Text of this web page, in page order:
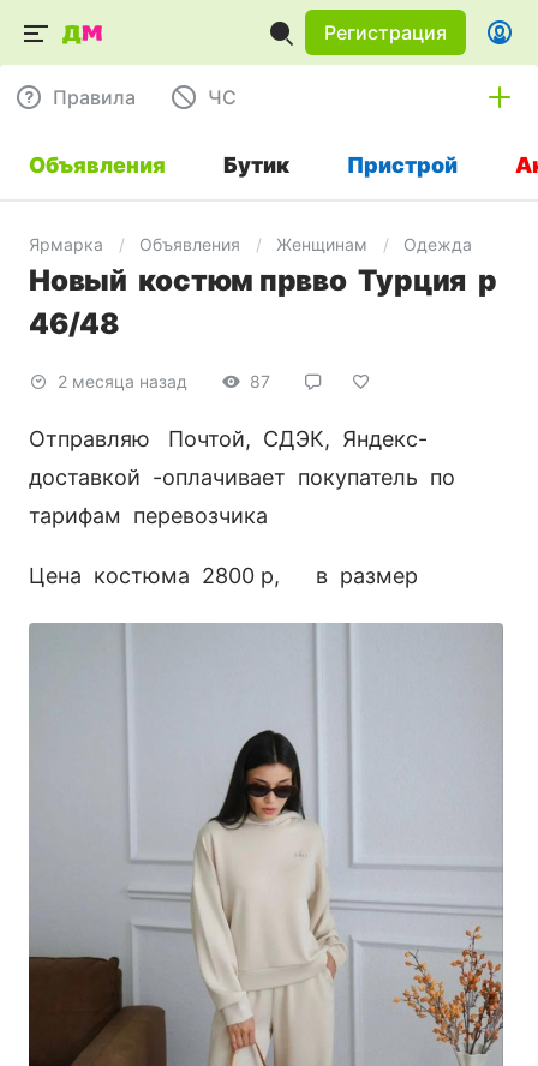
Регистрация
Правила ЧC
Объявления Бутик Пристрой
Ярмарка Объявления Женщинам Одежда
Новый костюм првво Турция р
46/48
2 месяца назад 87
Отправляю Почтой, СДЭК, Яндекс-
доставкой -оплачивает покупатель по
тарифам перевозчика
Цена костюма 2800 р, в размер